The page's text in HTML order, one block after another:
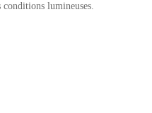
lumineuses.